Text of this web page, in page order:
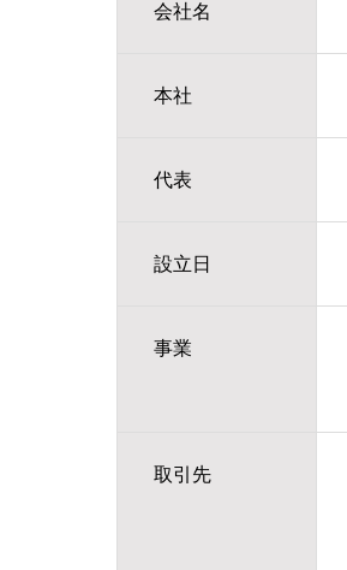
会社名
本社
代表
設立日
事業
取引先